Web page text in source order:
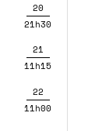
20
21h30
21
11h15
22
11h00